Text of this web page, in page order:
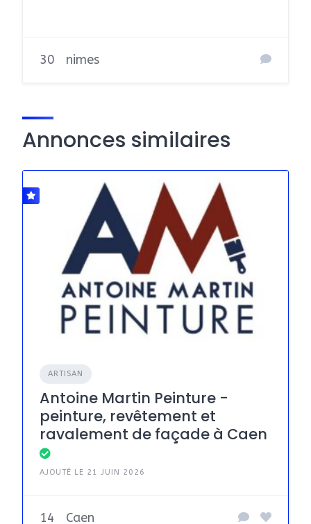
30 nimes
Annonces similaires
ARTISAN
Antoine Martin Peinture -
peinture, revêtement et
ravalement de façade à Caen
AJOUTÉ LE 21 JUIN 2026
14 Caen